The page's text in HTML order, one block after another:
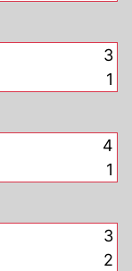
3
1
4
1
3
2